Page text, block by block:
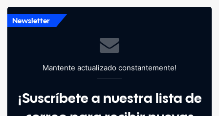
Newsletter
Mantente actualizado constantemente!
¡Suscríbete a nuestra lista de